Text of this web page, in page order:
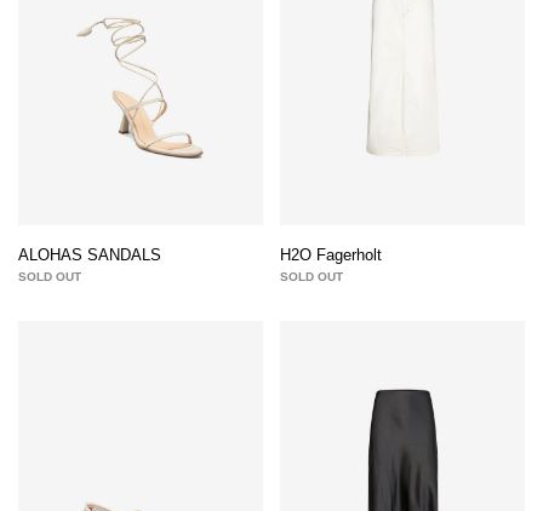
ALOHAS SANDALS
SOLD OUT
H2O Fagerholt
SOLD OUT